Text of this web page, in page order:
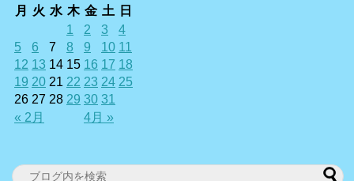
月
火 水 木 金 土 日
« 2月 4月 »
1 2 3
4
5
6 7 8 9 10 11
12 13 14 15 16 17 18
19 20 21 22 23 24 25
26 27 28 29 30 31